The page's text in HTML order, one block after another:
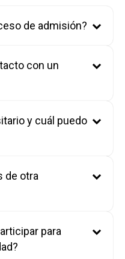
de admisión?
con un
y cuál puedo
de otra
para